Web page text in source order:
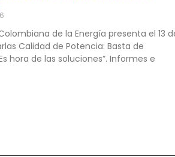
de la Energía presenta el 13
Calidad de Potencia: Basta de
hora de las soluciones”. Informes e